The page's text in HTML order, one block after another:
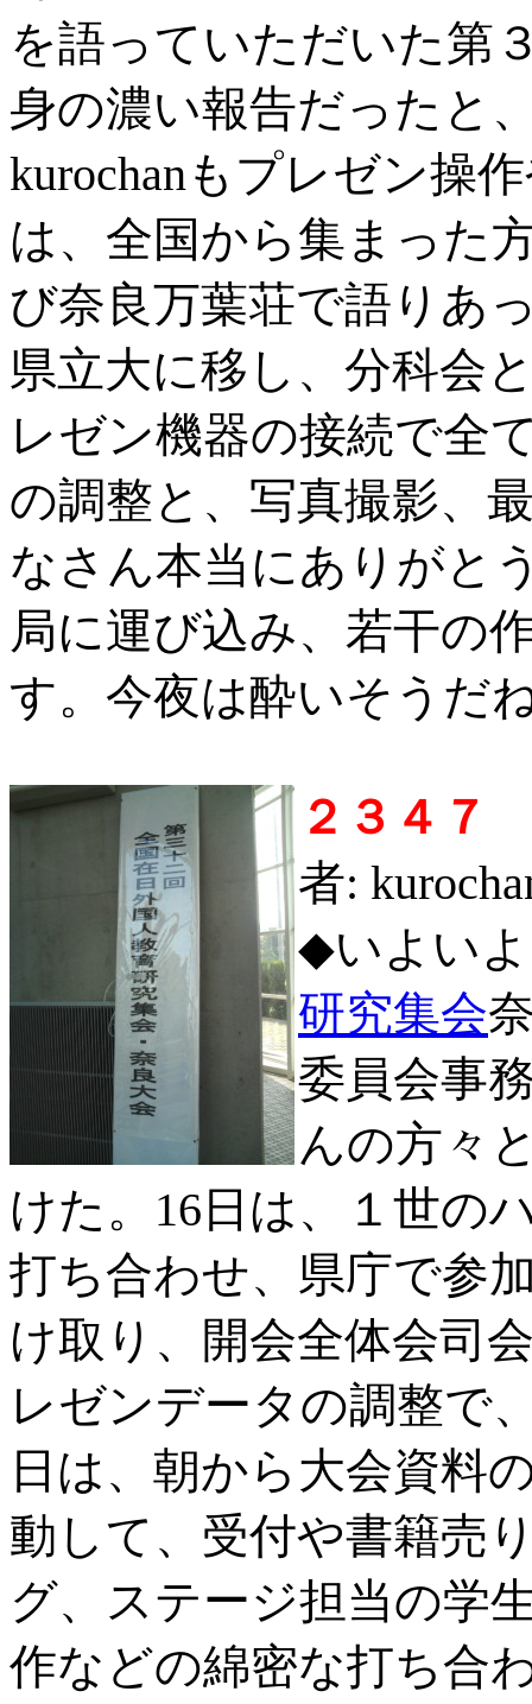
を語っていただいた第
身の濃い報告だったと
kurochanもプレゼン操
は、全国から集まった
び奈良万葉荘で語りあ
県立大に移し、分科会
レゼン機器の接続で全
の調整と、写真撮影、
なさん本当にありがと
局に運び込み、若干の
す。今夜は酔いそうだ
２３４
者:
◆いよい
研究集会
委員会事
んの方々
けた。16日は、１世の
打ち合わせ、県庁で参
け取り、開会全体会司
レゼンデータの調整で
日は、朝から大会資料
動して、受付や書籍売
グ、ステージ担当の学
作などの綿密な打ち合